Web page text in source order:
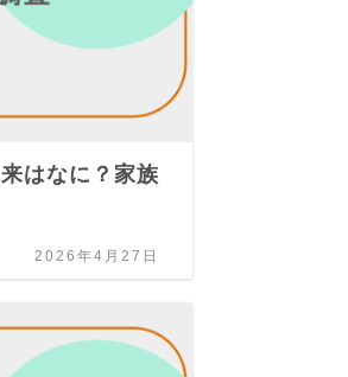
はなに？家族
2026年4月27日